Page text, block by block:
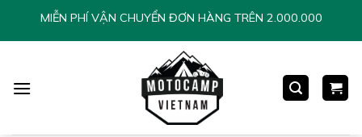
ChuyểnMIỄN PHÍ VẬN CHUYỂN ĐƠN HÀNG TRÊN 2.000.000